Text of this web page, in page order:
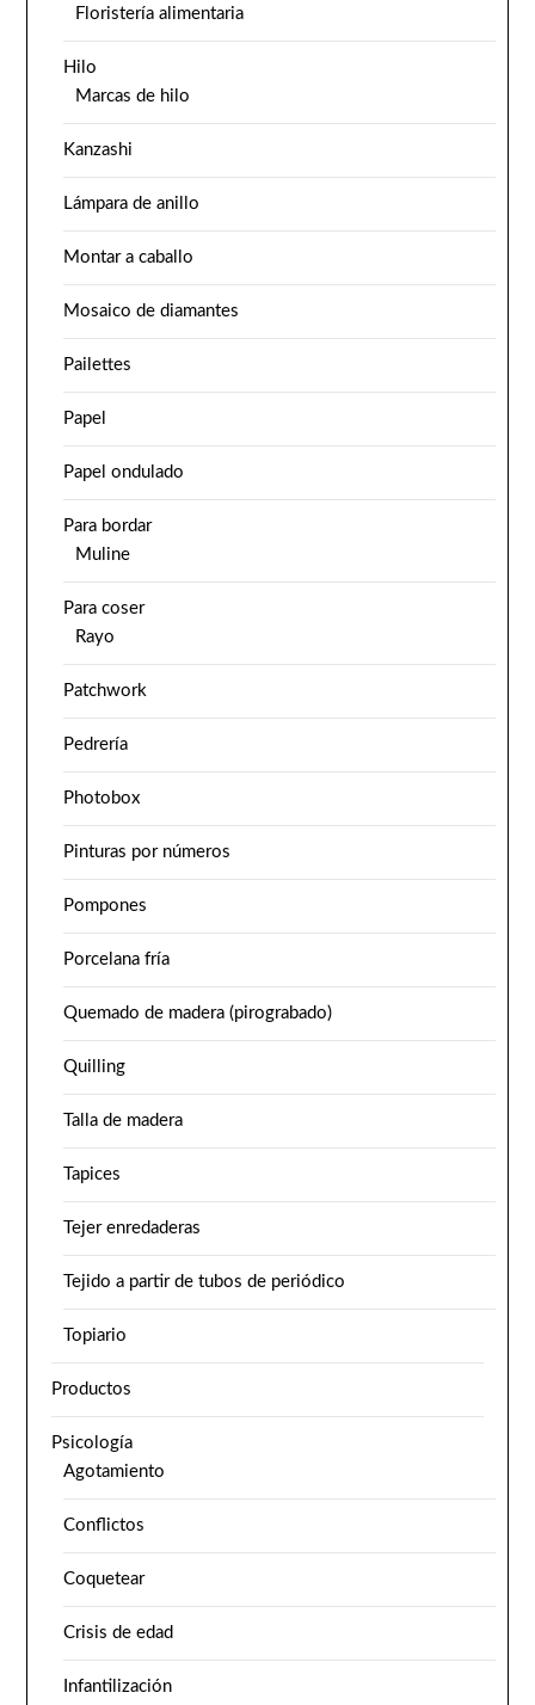
Floristería alimentaria
Hilo
Marcas de hilo
Kanzashi
Lámpara de anillo
Montar a caballo
Mosaico de diamantes
Pailettes
Papel
Papel ondulado
Para bordar
Muline
Para coser
Rayo
Patchwork
Pedrería
Photobox
Pinturas por números
Pompones
Porcelana fría
Quemado de madera (pirograbado)
Quilling
Talla de madera
Tapices
Tejer enredaderas
Tejido a partir de tubos de periódico
Topiario
Productos
Psicología
Agotamiento
Conflictos
Coquetear
Crisis de edad
Infantilización